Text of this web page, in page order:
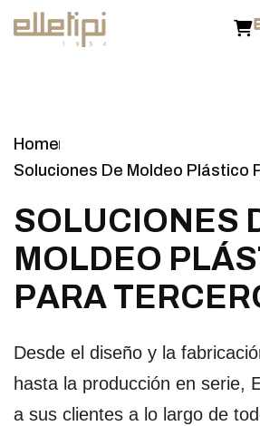
Home
Soluciones De Moldeo Plástico
SO LUC O N ES
­­
M O L D EO
­
P LÁS
­
PA RA T E RC E R
Desde el diseño y la
hasta la producción en serie,
a sus clientes a lo largo de